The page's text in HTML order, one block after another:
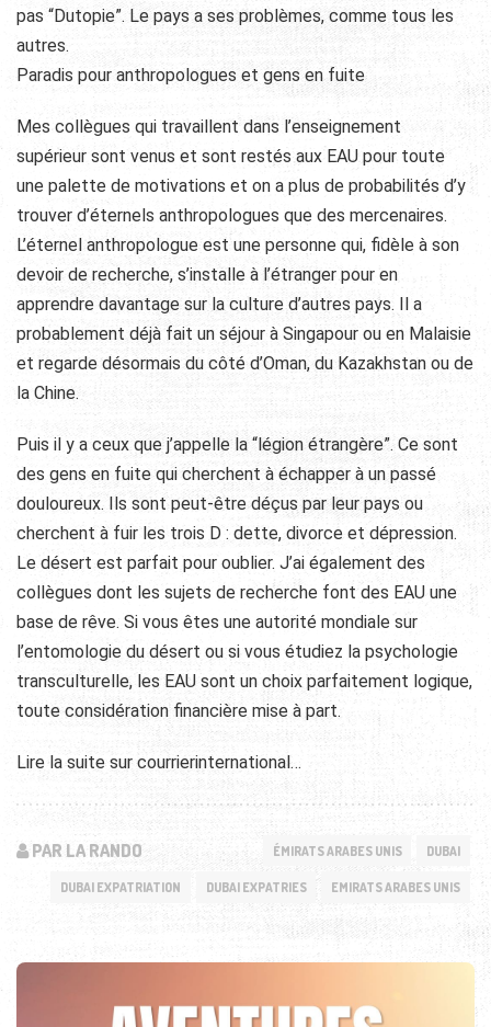
pas “Dutopie”. Le pays a ses problèmes, comme tous les
autres.
Paradis pour anthropologues et gens en fuite
Mes collègues qui travaillent dans l’enseignement
supérieur sont venus et sont restés aux EAU pour toute
une palette de motivations et on a plus de probabilités d’y
trouver d’éternels anthropologues que des mercenaires.
L’éternel anthropologue est une personne qui, fidèle à son
devoir de recherche, s’installe à l’étranger pour en
apprendre davantage sur la culture d’autres pays. Il a
probablement déjà fait un séjour à Singapour ou en Malaisie
et regarde désormais du côté d’Oman, du Kazakhstan ou de
la Chine.
Puis il y a ceux que j’appelle la “légion étrangère”. Ce sont
des gens en fuite qui cherchent à échapper à un passé
douloureux. Ils sont peut-être déçus par leur pays ou
cherchent à fuir les trois D : dette, divorce et dépression.
Le désert est parfait pour oublier. J’ai également des
collègues dont les sujets de recherche font des EAU une
base de rêve. Si vous êtes une autorité mondiale sur
l’entomologie du désert ou si vous étudiez la psychologie
transculturelle, les EAU sont un choix parfaitement logique,
toute considération financière mise à part.
Lire la suite sur courrierinternational…
PAR LA RANDO ÉMIRATS ARABES UNIS DUBAI
DUBAI EXPATRIATION DUBAI EXPATRIES EMIRATS ARABES UNIS